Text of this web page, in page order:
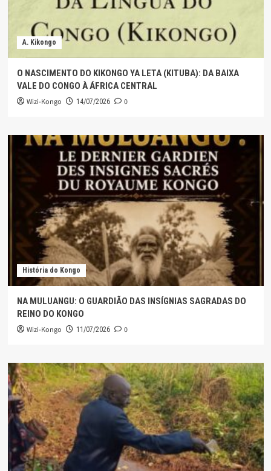
A. Kikongo
O NASCIMENTO DO KIKONGO YA LETA (KITUBA): DA BAIXA
VALE DO CONGO À ÁFRICA CENTRAL
Wizi-Kongo 14/07/2026 0
História do Kongo
NA MULUANGU: O GUARDIÃO DAS INSÍGNIAS SAGRADAS DO
REINO DO KONGO
Wizi-Kongo 11/07/2026 0